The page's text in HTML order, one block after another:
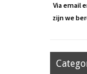
Via email
zijn we